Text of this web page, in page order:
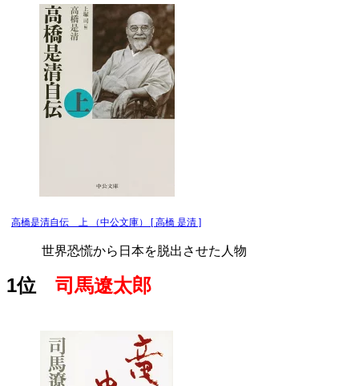
高橋是清自伝 上 （中公文庫） [ 高橋 是清 ]
世界恐慌から日本を脱出させた人物
1位 司馬遼太郎